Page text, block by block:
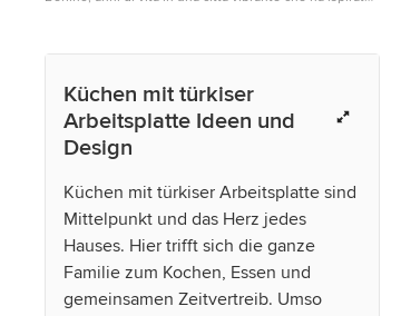
nordico si accende in tonalità vivaci, diventando
la materia completano il progetto, un intreccio di
personalità, memoria e visione.
Küchen mit türkiser
Arbeitsplatte Ideen und
Design
Küchen mit türkiser Arbeitsplatte sind
Mittelpunkt und das Herz jedes
Hauses. Hier trifft sich die ganze
Familie zum Kochen, Essen und
gemeinsamen Zeitvertreib. Umso